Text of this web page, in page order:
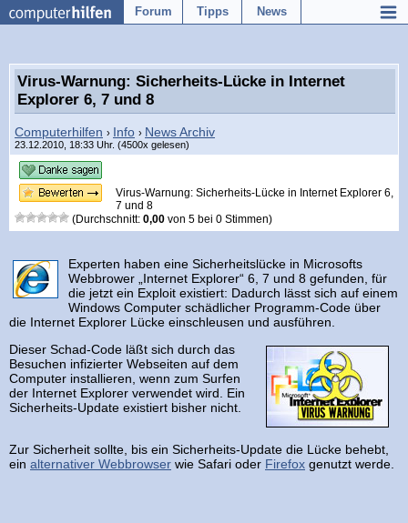
Forum Tipps News
Virus-Warnung: Sicherheits-Lücke in Internet
Explorer 6, 7 und 8
Computerhilfen › Info › News Archiv
23.12.2010, 18:33 Uhr. (4500x gelesen)
Virus-Warnung: Sicherheits-Lücke in Internet Explorer 6,
7 und 8
(Durchschnitt: 0,00 von 5 bei 0 Stimmen)
Experten haben eine Sicherheitslücke in Microsofts
Webbrower „Internet Explorer“ 6, 7 und 8 gefunden, für
die jetzt ein Exploit existiert: Dadurch lässt sich auf einem
Windows Computer schädlicher Programm-Code über
die Internet Explorer Lücke einschleusen und ausführen.
Dieser Schad-Code läßt sich durch das
Besuchen infizierter Webseiten auf dem
Computer installieren, wenn zum Surfen
der Internet Explorer verwendet wird. Ein
Sicherheits-Update existiert bisher nicht.
Zur Sicherheit sollte, bis ein Sicherheits-Update die Lücke behebt,
ein alternativer Webbrowser wie Safari oder Firefox genutzt werde.